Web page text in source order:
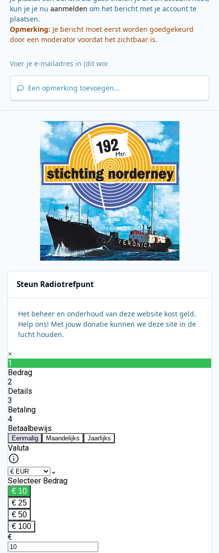
kun je je nu aanmelden om het bericht met je account te
plaatsen.
Opmerking: Je bericht moet eerst worden goedgekeurd
door een moderator voordat het zichtbaar is.
Een opmerking toevoegen...
Steun Radiotrefpunt
Het beheer en onderhoud van deze website kost geld.
Help ons! Met jouw donatie kunnen we deze site in de
lucht houden.